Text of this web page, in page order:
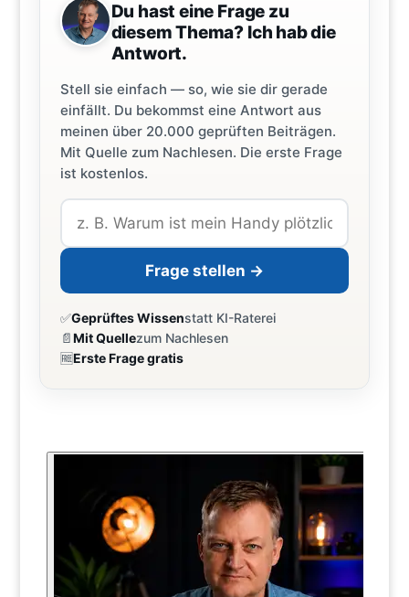
Du hast eine Frage zu
diesem Thema? Ich hab die
Antwort.
Stell sie einfach — so, wie sie dir gerade
einfällt. Du bekommst eine Antwort aus
meinen über 20.000 geprüften Beiträgen.
Mit Quelle zum Nachlesen. Die erste Frage
ist kostenlos.
Frage stellen →
✅Geprüftes Wissenstatt KI-Raterei
📄Mit Quellezum Nachlesen
🆓Erste Frage gratis